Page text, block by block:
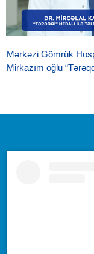
Mərkəzi Gömrük
Mirkazım oğlu